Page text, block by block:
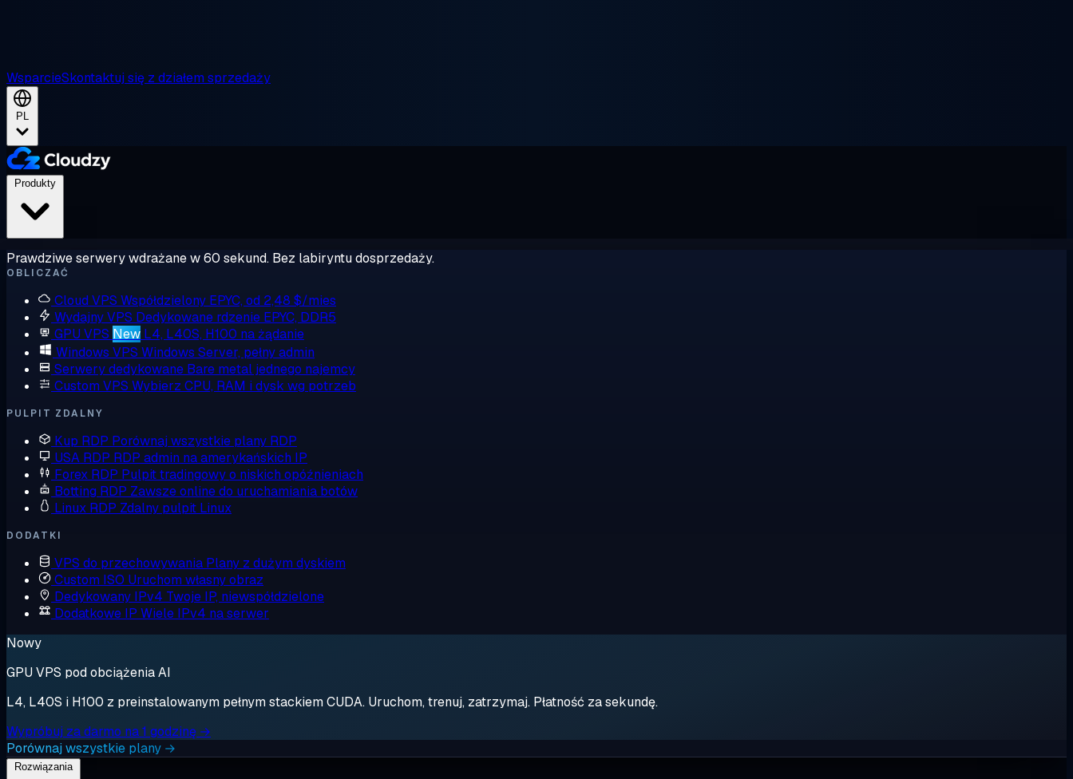
WsparcieSkontaktuj się z działem sprzedaży
PL
Prawdziwe serwery wdrażane w 60 sekund. Bez labiryntu dosprzedaży.
OBLICZAĆ
Cloud VPS Współdzielony EPYC, od 2,48 $/mies
Wydajny VPS Dedykowane rdzenie EPYC, DDR5
GPU VPS New L4, L40S, H100 na żądanie
Windows VPS Windows Server, pełny admin
Serwery dedykowane Bare metal jednego najemcy
Custom VPS Wybierz CPU, RAM i dysk wg potrzeb
PULPIT ZDALNY
Kup RDP Porównaj wszystkie plany RDP
USA RDP RDP admin na amerykańskich IP
Forex RDP Pulpit tradingowy o niskich opóźnieniach
Botting RDP Zawsze online do uruchamiania botów
Linux RDP Zdalny pulpit Linux
DODATKI
VPS do przechowywania Plany z dużym dyskiem
Custom ISO Uruchom własny obraz
Dedykowany IPv4 Twoje IP, niewspółdzielone
Dodatkowe IP Wiele IPv4 na serwer
Nowy
GPU VPS pod obciążenia AI
L4, L40S i H100 z preinstalowanym pełnym stackiem CUDA. Uruchom, trenuj, zatrzymaj. Płatność za sekundę.
Wypróbuj za darmo na 1 godzinę →
Porównaj wszystkie plany →
Rozwiązania